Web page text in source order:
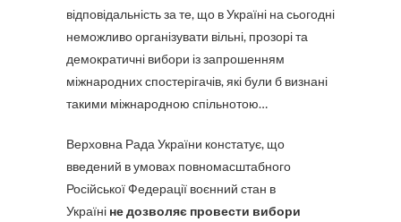
відповідальність за те, що в Україні на сьогодні
неможливо організувати вільні, прозорі та
демократичні вибори із запрошенням
міжнародних спостерігачів, які були б визнані
такими міжнародною спільнотою…
Верховна Рада України констатує, що
введений в умовах повномасштабного
Російської Федерації воєнний стан в
Україні не дозволяє провести вибори